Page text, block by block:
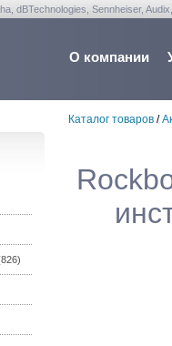
dBTechnologies, Sennheiser,
О компании
Каталог товаров/